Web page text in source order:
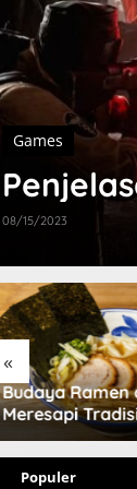
Games
08/15/2023
«
Budaya Ramen
Meresapi
Populer